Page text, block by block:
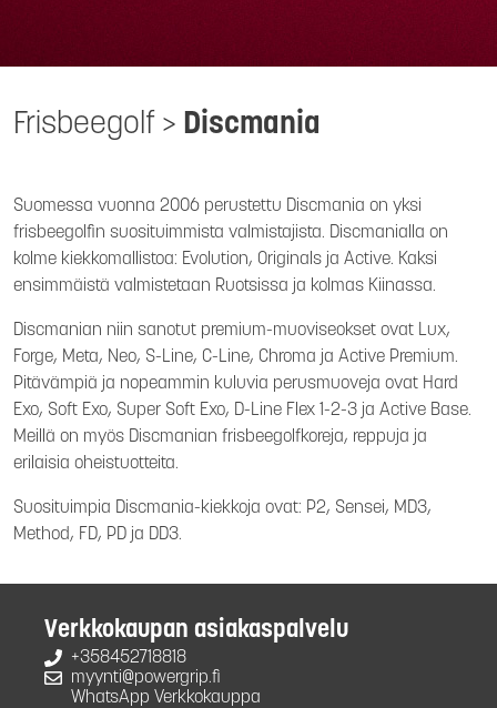
Frisbeegolf > Discmania
Suomessa vuonna 2006 perustettu Discmania on yksi
frisbeegolfin suosituimmista valmistajista. Discmanialla on
kolme kiekkomallistoa: Evolution, Originals ja Active. Kaksi
ensimmäistä valmistetaan Ruotsissa ja kolmas Kiinassa.
Discmanian niin sanotut premium-muoviseokset ovat Lux,
Forge, Meta, Neo, S-Line, C-Line, Chroma ja Active Premium.
Pitävämpiä ja nopeammin kuluvia perusmuoveja ovat Hard
Exo, Soft Exo, Super Soft Exo, D-Line Flex 1-2-3 ja Active Base.
Meillä on myös Discmanian frisbeegolfkoreja, reppuja ja
erilaisia oheistuotteita.
Suosituimpia Discmania-kiekkoja ovat: P2, Sensei, MD3,
Method, FD, PD ja DD3.
Verkkokaupan asiakaspalvelu
+358452718818
myynti@powergrip.fi
WhatsApp Verkkokauppa